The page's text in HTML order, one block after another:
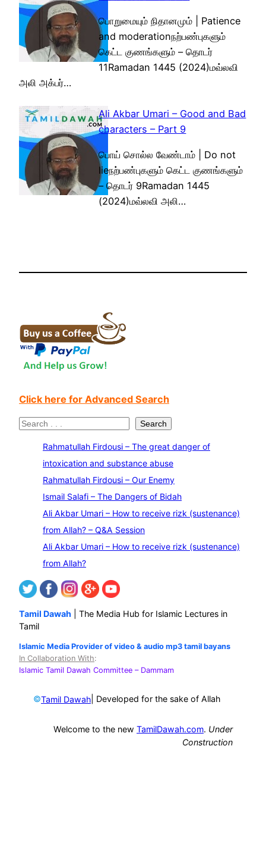
பொறுமையும் நிதானமும் | Patience
and moderationநற்பண்புகளும்
கெட்ட குணங்களும் – தொடர்
11Ramadan 1445 (2024)மவ்லவி
அலி அக்பர்…
Ali Akbar Umari – Good and Bad
characters – Part 9
பொய் சொல்ல வேண்டாம் | Do not
lieநற்பண்புகளும் கெட்ட குணங்களும்
– தொடர் 9Ramadan 1445
(2024)மவ்லவி அலி…
Click here for Advanced Search
S
Search
Rahmatullah Firdousi – The great danger of
intoxication and substance abuse
Rahmatullah Firdousi – Our Enemy
Ismail Salafi – The Dangers of Bidah
Ali Akbar Umari – How to receive rizk (sustenance)
from Allah? – Q&A Session
Ali Akbar Umari – How to receive rizk (sustenance)
from Allah?
Tamil Dawah | The Media Hub for Islamic Lectures in
Tamil
Islamic Media Provider of video & audio mp3 tamil bayans
In Collaboration With:
Islamic Tamil Dawah Committee – Dammam
©Tamil Dawah | Developed for the sake of Allah
Welcome to the new TamilDawah.com. Under
Construction